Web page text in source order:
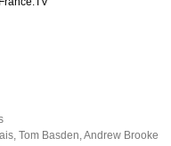
,Tom Basden,Andrew Brooke